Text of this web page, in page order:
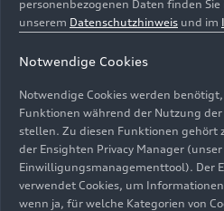
Ein Audi A6 Sportbacke-tronin
steht rechts von einem Hotel
in der Ferne ist Oslo zu sehen.
personenbezogenen Daten finden Sie
unserem Datenschutzhinweis und im
Notwendige Cookies
Notwendige Cookies werden
Funktionen während der Nutzung
stellen. Zu diesen Funktionen gehört
der Ensighten Privacy Manager (unser
Einwilligungsmanagementtool). Der
verwendet Cookies, um
wenn ja, für welche Kategorien von